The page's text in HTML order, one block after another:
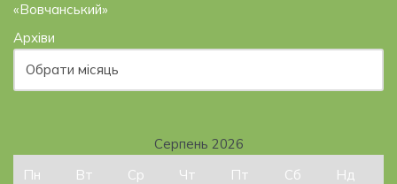
«Вовчанський»
Архіви
Серпень 2026
Пн
Вт Ср Чт Пт Сб Нд